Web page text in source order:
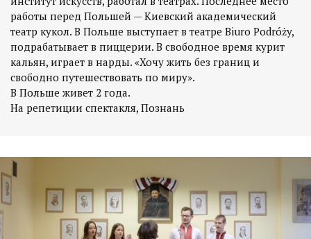
работы перед Польшей — Киевский академический
театр кукол. В Польше выступает в театре Biuro Podróży,
подрабатывает в пиццерии. В свободное время курит
кальян, играет в нарды. «Хочу жить без границ и
свободно путешествовать по миру».
В Польше живет 2 года.